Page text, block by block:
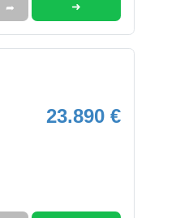
➦ ➜
23.890 €